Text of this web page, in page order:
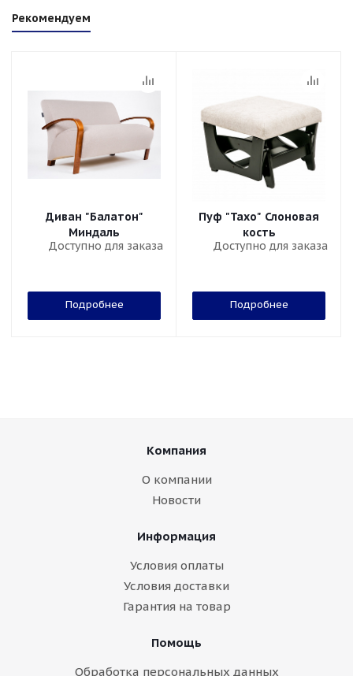
Рекомендуем
Диван "Балатон"
Миндаль
Доступно для заказа
Подробнее
Пуф "Тахо" Слоновая
кость
Доступно для заказа
Подробнее
Компания
О компании
Новости
Информация
Условия оплаты
Условия доставки
Гарантия на товар
Помощь
Обработка персональных данных